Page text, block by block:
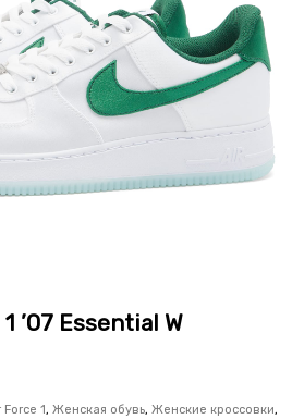
’07 Essential W
1, Женская обувь, Женские кроссовки,